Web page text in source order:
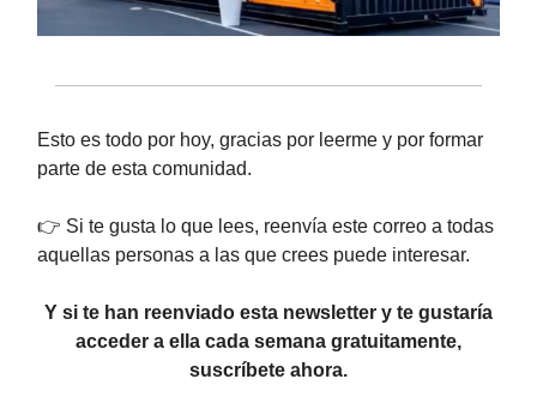
Esto es todo por hoy, gracias por leerme y por formar
parte de esta comunidad.
👉 Si te gusta lo que lees, reenvía este correo a todas
aquellas personas a las que crees puede interesar.
Y si te han reenviado esta newsletter y te gustaría
acceder a ella cada semana gratuitamente,
suscríbete ahora.